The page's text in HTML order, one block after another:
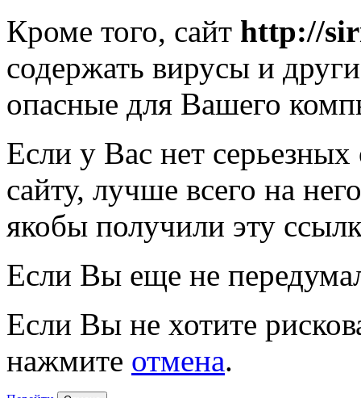
Кроме того, сайт http://
содержать вирусы и
опасные для Вашего
Если у Вас нет
сайту, лучше всего на
якобы получили эту
Если Вы еще не
Если Вы не хотите
нажмите отмена.